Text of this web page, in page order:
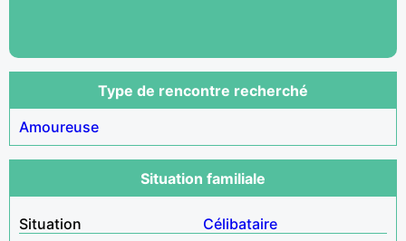
Type de rencontre recherché
Amoureuse
Situation familiale
Situation
Célibataire